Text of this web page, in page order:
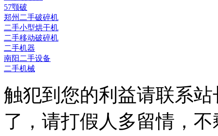
57颚破
郑州二手破碎机
二手小型烘干机
二手移动破碎机
二手机器
南阳二手设备
二手机械
触犯到您的利益请联系
了，请打假人多留情，